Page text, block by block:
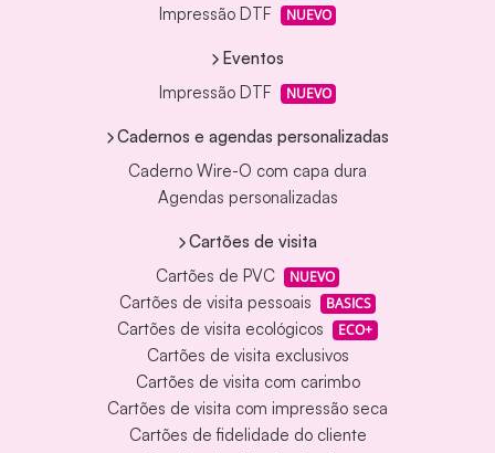
Impressão DTF NUEVO
Eventos
Impressão DTF
NUEVO
Cadernos e agendas personalizadas
Caderno Wire-O com capa dura
Agendas personalizadas
Cartões de visita
Cartões de PVC
NUEVO
Cartões de visita pessoais BASICS
Cartões de visita ecológicos ECO+
Cartões de visita exclusivos
Cartões de visita com carimbo
Cartões de visita com impressão seca
Cartões de fidelidade do cliente